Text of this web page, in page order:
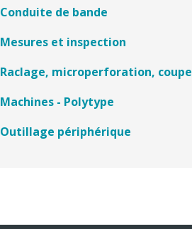
Conduite de bande
Mesures et inspection
Raclage, microperforation, coupe
Outillage périphérique
Machines - Polytype